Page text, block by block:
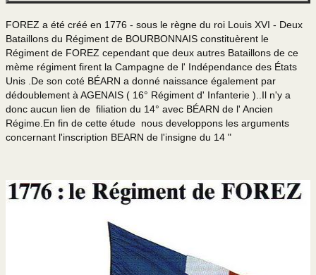
Héritage/Symbolique
Héritage 1er RCP
18° RCP
Histo 18° RCP
Chefs de corps
Humour 1er RCP
Manuel et moniteur
FOREZ a été créé en 1776 - sous le règne du roi Louis XVI - Deux
Bataillons du Régiment de BOURBONNAIS constituèrent le
Régiment de FOREZ cependant que deux autres Bataillons de ce
mème régiment firent la Campagne de l' Indépendance des États
Unis .De son coté BÉARN a donné naissance également par
dédoublement à AGENAIS ( 16° Régiment d' Infanterie )..Il n'y a
donc aucun lien de filiation du 14° avec BÉARN de l' Ancien
Régime.En fin de cette étude nous developpons les arguments
concernant l'inscription BEARN de l'insigne du 14 "